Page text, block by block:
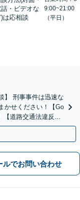
話・ビデオな
)は応相談
9:00~21:00
（平日）
】 刑事事件は迅速な
かせください！【Go
【道路交通法違反】
ルでお問い合わせ